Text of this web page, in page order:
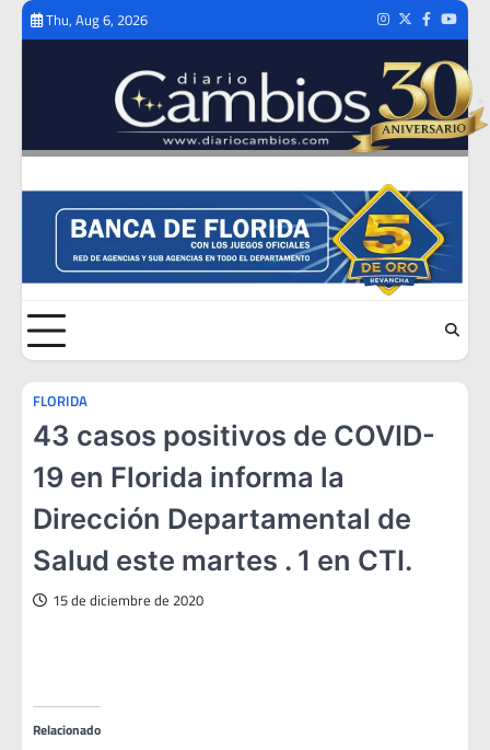
Skip
Thu, Aug 6, 2026 Instagram
TwitterFacebook
FLORIDA
43 casos positivos de COVID-
19 en Florida informa la
Dirección Departamental de
Salud este martes . 1 en CTI.
15 de diciembre de 2020
Relacionado